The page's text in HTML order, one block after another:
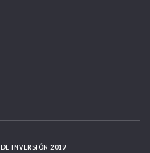
INVERSIÓN 2019